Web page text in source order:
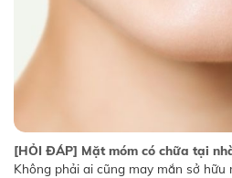
[HỎI ĐÁP] Mặt móm có chữa tại
Không phải ai cũng may mắn sở